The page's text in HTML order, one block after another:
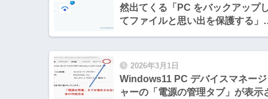
然出てくる「PC をバックアップ
てファイルと思い出を保護する」
2026年3月1日
Windows11 PC デバイスマネージ
ャーの「電源の管理タブ」が表示